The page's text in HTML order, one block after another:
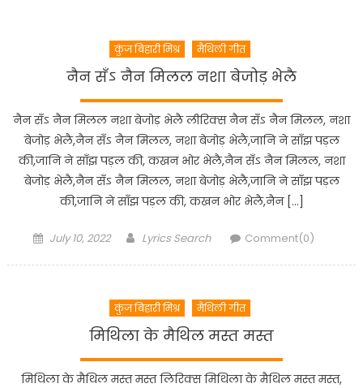
कुंज बिहारी मिश्र मैथिली गीत
नैन सँऽ नैन मिलल नशा बेजोड़ भेलै
नैन सँऽ नैन मिलल नशा बेजोड़ भेलै लीरिक्स नैन सँऽ नैन मिलल, नशा
बेजोड़ भेलै,नैन सँऽ नैन मिलल, नशा बेजोड़ भेलै,जानि ने साँझ पड़ल
की,जानि ने साँझ पड़ल की, कखन भोर भेलै,नैन सँऽ नैन मिलल, नशा
बेजोड़ भेलै,नैन सँऽ नैन मिलल, नशा बेजोड़ भेलै,जानि ने साँझ पड़ल
की,जानि ने साँझ पड़ल की, कखन भोर भेलै,नैन […]
Posted
July 10, 2022 Author
Lyrics Search Comment(0)
कुंज बिहारी मिश्र मैथिली गीत
मिथिला के मैथिल मस्त मस्त
मिथिला के मैथिल मस्त मस्त लिरिक्स मिथिला के मैथिल मस्त मस्त,